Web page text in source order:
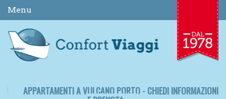
Menu
APPARTAMENTI A VULCANO PORTO - CHIEDI INFORMAZIONI